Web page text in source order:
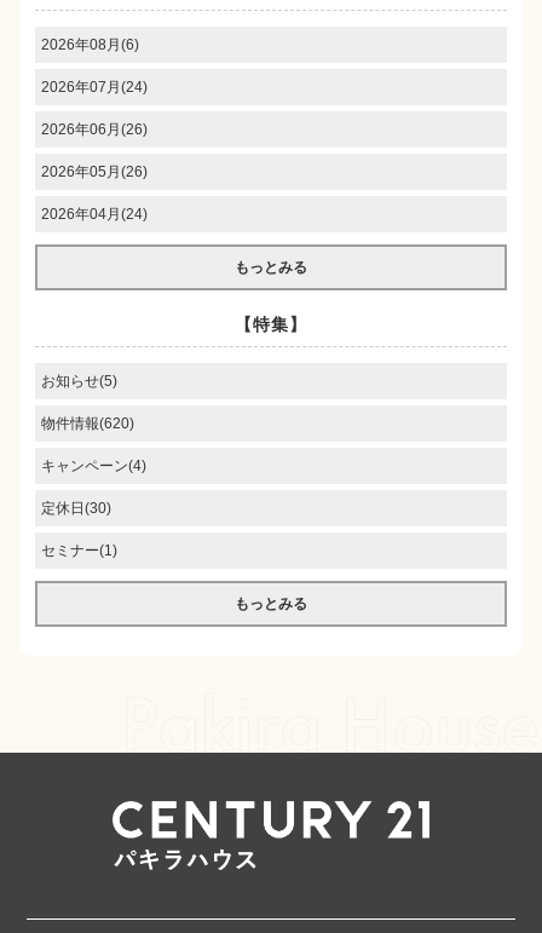
2026年08月(6)
2026年07月(24)
2026年06月(26)
2026年05月(26)
2026年04月(24)
もっとみる
【特集】
お知らせ(5)
物件情報(620)
キャンペーン(4)
定休日(30)
セミナー(1)
もっとみる